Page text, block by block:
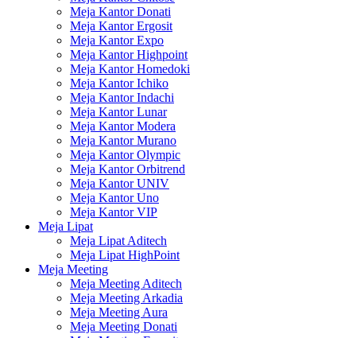
Meja Kantor Donati
Meja Kantor Ergosit
Meja Kantor Expo
Meja Kantor Highpoint
Meja Kantor Homedoki
Meja Kantor Ichiko
Meja Kantor Indachi
Meja Kantor Lunar
Meja Kantor Modera
Meja Kantor Murano
Meja Kantor Olympic
Meja Kantor Orbitrend
Meja Kantor UNIV
Meja Kantor Uno
Meja Kantor VIP
Meja Lipat
Meja Lipat Aditech
Meja Lipat HighPoint
Meja Meeting
Meja Meeting Aditech
Meja Meeting Arkadia
Meja Meeting Aura
Meja Meeting Donati